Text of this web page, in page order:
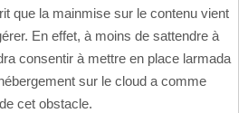
que la mainmise sur le contenu vient
En effet, à moins de sattendre à
consentir à mettre en place larmada
sur le cloud a comme
cet obstacle.